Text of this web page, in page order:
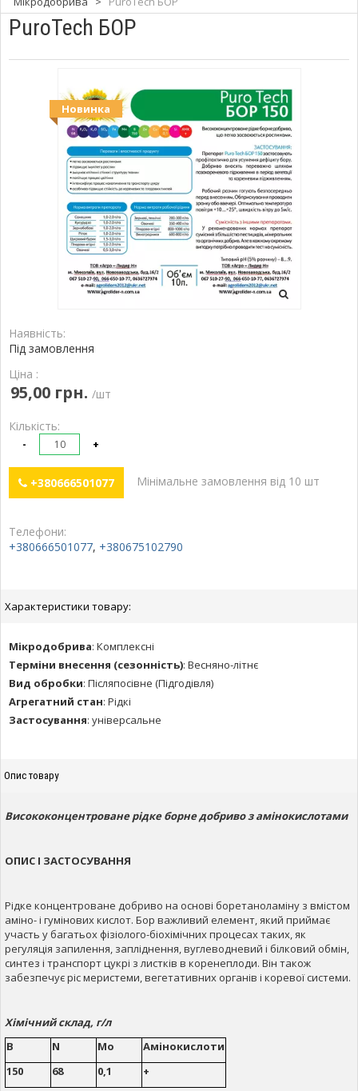
PuroTech БОР
Новинка
Наявність:
Під замовлення
Ціна :
95,00 грн. /шт
Кількість:
- +
+380666501077 Мінімальне замовлення від 10 шт
Телефони:
+380666501077, +380675102790
Характеристики товару:
Мікродобрива: Комплексні
Терміни внесення (сезонність): Весняно-літнє
Вид обробки: Післяпосівне (Підгодівля)
Агрегатний стан: Рідкі
Застосування: універсальне
Опис товару
Висококонцентроване рідке борне добриво з амінокислотами
ОПИС І ЗАСТОСУВАННЯ
Рідке концентроване добриво на основі боретаноламіну з вмістом
аміно- і гумінових кислот. Бор важливий елемент, який приймає
участь у багатьох фізіолого-біохімічних процесах таких, як
регуляція запилення, запліднення, вуглеводневий і білковий обмін,
синтез і транспорт цукрі з листків в коренеплоди. Він також
забезпечує ріс меристеми, вегетативних органів і коревої системи.
Хімічний склад, г/л
B
N Мо
Амінокислоти
150
68 0,1 +